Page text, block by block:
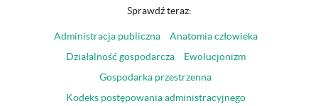
Sprawdź teraz:
Administracja publiczna
Anatomia człowieka
Działalność gospodarcza
Ewolucjonizm
Gospodarka przestrzenna
Kodeks postępowania administracyjnego